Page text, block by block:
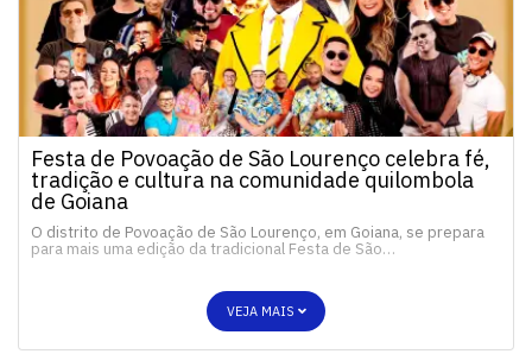
Festa de Povoação de São Lourenço celebra fé,
tradição e cultura na comunidade quilombola
de Goiana
O distrito de Povoação de São Lourenço, em Goiana, se prepara
para mais uma edição da tradicional Festa de São…
VEJA MAIS